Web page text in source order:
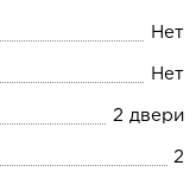
Нет
Нет
2 двери
2